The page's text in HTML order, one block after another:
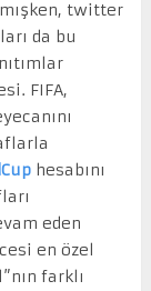
twitter
da bu
FIFA,
hesabını
eden
en özel
farklı